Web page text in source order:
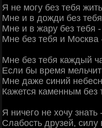
Я не могу без тебя
Мне и в дожди без
Мне и в жару без тебя -
Мне без тебя и Москва
Мне без тебя каждый
Если бы время
Мне даже синий
Кажется каменным без
Я ничего не хочу знать
Слабость друзей, силу